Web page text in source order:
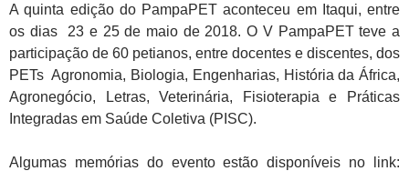
A quinta edição do PampaPET aconteceu em Itaqui, entre
os dias 23 e 25 de maio de 2018. O V PampaPET teve a
participação de 60 petianos, entre docentes e discentes, dos
PETs Agronomia, Biologia, Engenharias, História da África,
Agronegócio, Letras, Veterinária, Fisioterapia e Práticas
Integradas em Saúde Coletiva (PISC).
Algumas memórias do evento estão disponíveis no link: